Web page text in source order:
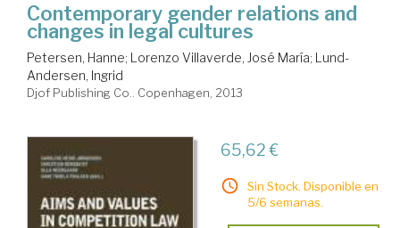
Contemporary gender relations and
changes in legal cultures
Petersen, Hanne; Lorenzo Villaverde, José María; Lund-
Andersen, Ingrid
Djof Publishing Co.. Copenhagen, 2013
65,62 €
Sin Stock. Disponible en
5/6 semanas.